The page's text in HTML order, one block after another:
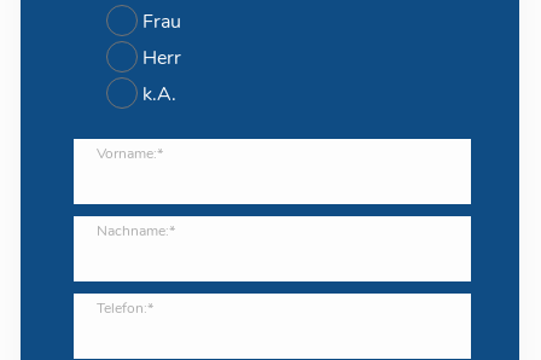
Frau
Herr
k.A.
Vorname:*
Nachname:*
Telefon:*